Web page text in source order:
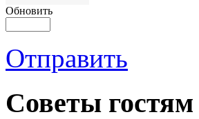
Обновить
Отправить
Советы